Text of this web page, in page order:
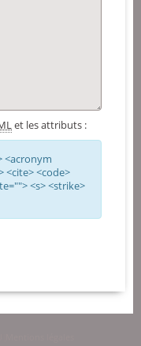
et les attributs :
<acronym
<cite> <code>
<s> <strike>